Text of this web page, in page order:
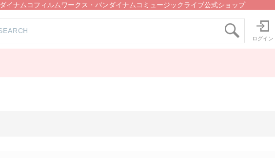
イナムコフィルムワークス・バンダイナムコミュージックライブ公式ショップ
ログイン